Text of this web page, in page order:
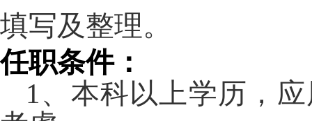
填写及整理。
任职条件：
1、 本科以上学历，